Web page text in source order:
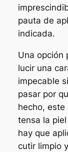
pauta de
indicada.
Una opción
lucir una
impecable
pasar por
hecho,
tensa la
hay que
cutir limpio